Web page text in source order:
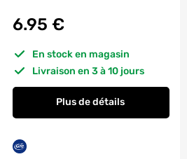
6.95 €
En stock en magasin
Livraison en 3 à 10 jours
Plus de détails